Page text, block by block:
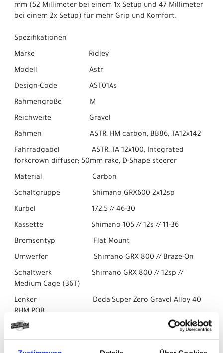
mm (52 Millimeter bei einem 1x Setup und 47 Millimeter
bei einem 2x Setup) für mehr Grip und Komfort.
Spezifikationen
Marke Ridley
Modell Astr
Design-Code AST01As
Rahmengröße M
Reichweite Gravel
Rahmen ASTR, HM carbon, BB86, TA12x142
Fahrradgabel ASTR, TA 12x100, Integrated
forkcrown diffuser; 50mm rake, D-Shape steerer
Material Carbon
Schaltgruppe Shimano GRX600 2x12sp
Kurbel 172,5 // 46-30
Kassette Shimano 105 // 12s // 11-36
Bremsentyp Flat Mount
Umwerfer Shimano GRX 800 // Braze-On
Schaltwerk Shimano GRX 800 // 12sp //
Medium Cage (36T)
Lenker Deda Super Zero Gravel Alloy 40
RHM POB
Stem Deda Super Box // 90 mm // Polish
On Black